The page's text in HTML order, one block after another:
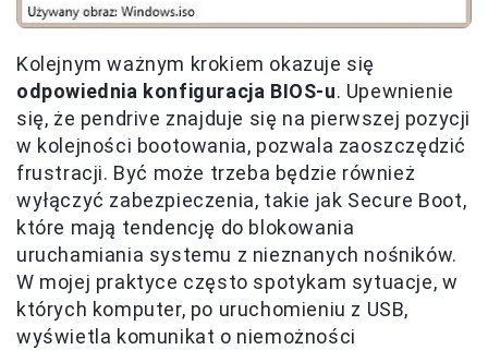
Kolejnym ważnym krokiem okazuje się
odpowiednia konfiguracja BIOS-u. Upewnienie
się, że pendrive znajduje się na pierwszej pozycji
w kolejności bootowania, pozwala zaoszczędzić
frustracji. Być może trzeba będzie również
wyłączyć zabezpieczenia, takie jak Secure Boot,
które mają tendencję do blokowania
uruchamiania systemu z nieznanych nośników.
W mojej praktyce często spotykam sytuacje, w
których komputer, po uruchomieniu z USB,
wyświetla komunikat o niemożności